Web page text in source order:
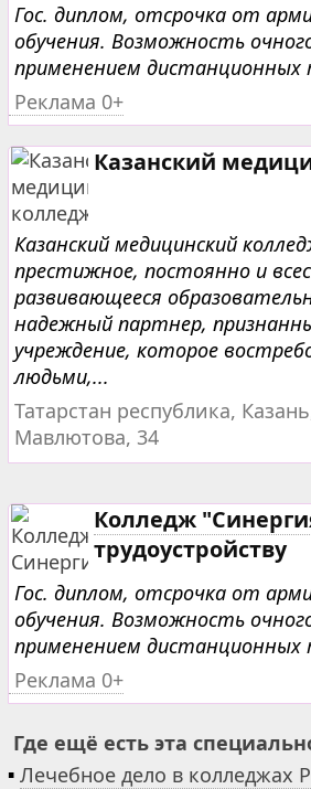
Гос. диплом, отсрочка от
обучения. Возможность
применением дистанционных
Реклама 0+
Казанский
Казанский медицинский
престижное, постоянно и
развивающееся
надежный партнер,
учреждение, которое
людьми,...
Татарстан республика,
Мавлютова, 34
Колледж
трудоустройству
Гос. диплом, отсрочка от
обучения. Возможность
применением дистанционных
Реклама 0+
Где ещё есть эта
▪ Лечебное дело в колледжах